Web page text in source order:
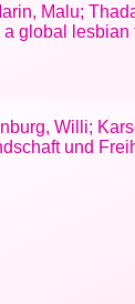
Malu;
a global lesbian
Willi;
und